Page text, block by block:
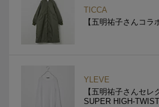
TICCA
【五明祐子さんコ
YLEVE
【五明祐子さんセ
SUPER HIGH-